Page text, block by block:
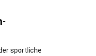
sportliche